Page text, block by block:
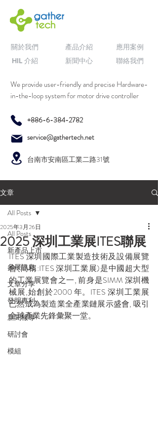
關於我們
HIL 介紹
產品介紹
新聞中心
應用案例
聯絡我們
We provide user-friendly and precise Hardware-
in-the-loop system for motor drive controller
+886-6-384-2782
service@gathertech.net
台南市安南區工業二路31號
文章
All Posts
新產品上市
參展訊息
文章分享
發明專利
新聞報導
研討會
模組
All Posts
2025 深圳工業展ITES聯展
2025年3月26日
ITES 深圳國際工業製造技術及設備展覽
會(簡稱:ITES 深圳工業展)是中國超大型
的工業展覽會之一, 前身是SIMM 深圳機
械展,始創於2000 年。ITES 深圳工業展
已然成為製造業全產業鏈展示盛會, 吸引
全球產業先鋒彙聚一堂。